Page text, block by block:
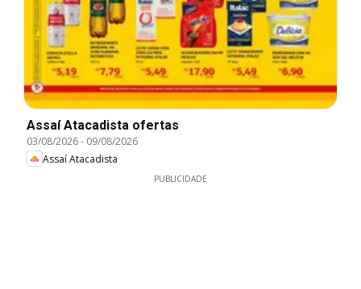
Assaí Atacadista ofertas
03/08/2026- 09/08/2026
Assaí Atacadista
PUBLICIDADE